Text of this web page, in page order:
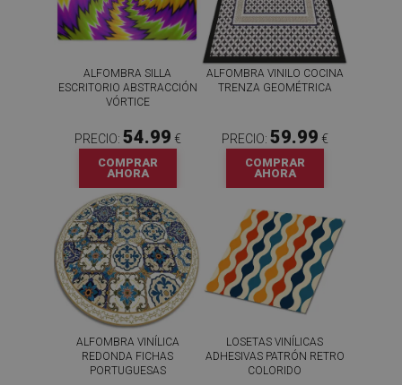
ALFOMBRA SILLA
ESCRITORIO ABSTRACCIÓN
VÓRTICE
PRECIO: 54.99 €
COMPRAR
AHORA
ALFOMBRA VINILO COCINA
TRENZA GEOMÉTRICA
PRECIO: 59.99 €
COMPRAR
AHORA
ALFOMBRA VINÍLICA
REDONDA FICHAS
PORTUGUESAS
LOSETAS VINÍLICAS
ADHESIVAS PATRÓN RETRO
COLORIDO